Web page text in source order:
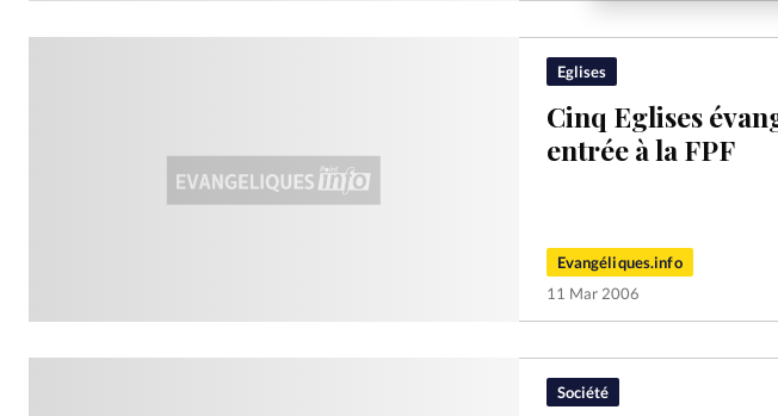
Eglises
Cinq Eglises
entrée à la FPF
Evangéliques.info
11 Mar 2006
Société